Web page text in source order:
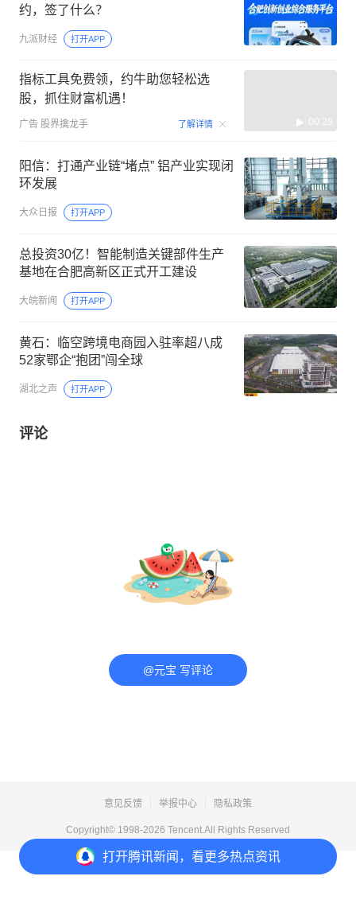
打开腾讯新闻，看更多热点资讯
约，签了什么？
九派财经 打开APP
指标工具免费领，约牛助您轻松选
股，抓住财富机遇！
广告 股界擒龙手 了解详情 00:29
阳信：打通产业链“堵点” 铝产业实现闭
环发展
大众日报 打开APP
总投资30亿！智能制造关键部件生产
基地在合肥高新区正式开工建设
大皖新闻 打开APP
黄石：临空跨境电商园入驻率超八成
52家鄂企“抱团”闯全球
湖北之声 打开APP
评论
@元宝 写评论
意见反馈 举报中心 隐私政策
Copyright© 1998-2026 Tencent.All Rights Reserved